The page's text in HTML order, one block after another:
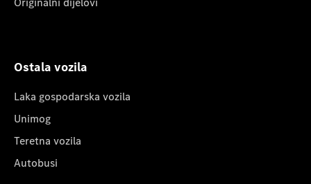
Ostala vozila
Laka gospodarska vozila
Unimog
Teretna vozila
Autobusi